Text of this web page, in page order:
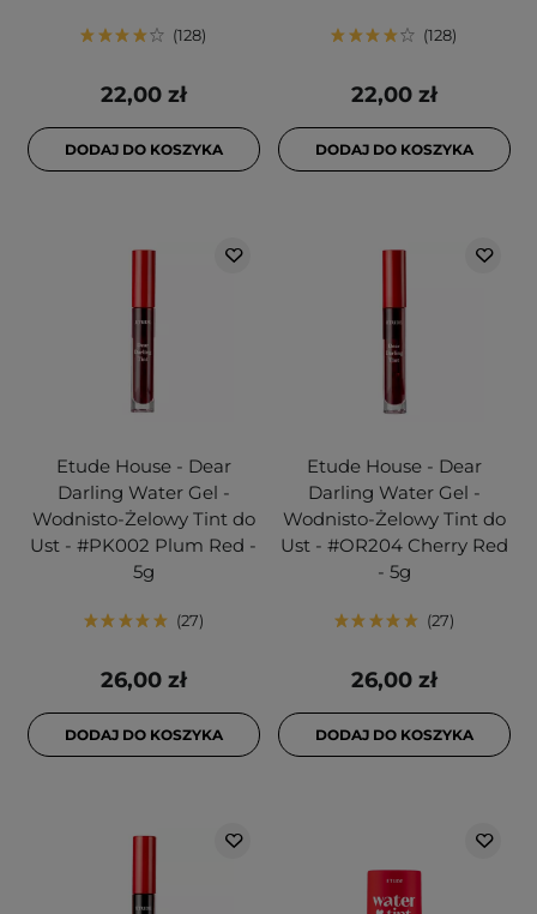
128
22,00 zł
DODAJ DO KOSZYKA
128
22,00 zł
DODAJ DO KOSZYKA
Etude House - Dear
Darling Water Gel -
Wodnisto-Żelowy Tint do
Ust - #PK002 Plum Red -
5g
27
26,00 zł
DODAJ DO KOSZYKA
Etude House - Dear
Darling Water Gel -
Wodnisto-Żelowy Tint do
Ust - #OR204 Cherry Red
- 5g
27
26,00 zł
DODAJ DO KOSZYKA